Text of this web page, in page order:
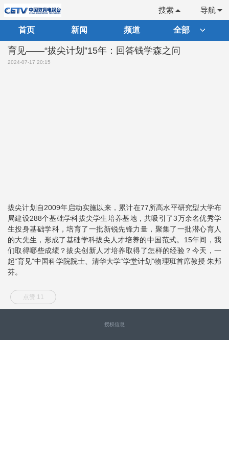
导航
搜索
首页 新闻 频道 全部
育见——“拔尖计划”15年：回答钱学森之问
2024-07-17 20:15
拔尖计划自2009年启动实施以来，累计在77所高水平研究型大学布
局建设288个基础学科拔尖学生培养基地，共吸引了3万余名优秀学
生投身基础学科，培育了一批新锐先锋力量，聚集了一批潜心育人
的大先生，形成了基础学科拔尖人才培养的中国范式。15年间，我
们取得哪些成绩？拔尖创新人才培养取得了怎样的经验？今天，一
起“育见”中国科学院院士、清华大学“学堂计划”物理班首席教授 朱邦
芬。
点赞 11
授权信息